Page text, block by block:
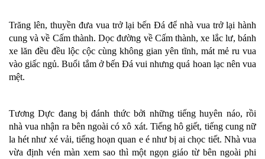
Trăng lên, thuyền đưa vua trở lại bến Đá để nhà vua trở lại hành
cung và về Cấm thành. Dọc đường về Cấm thành, xe lắc lư, bánh
xe lăn đều đều lộc cộc cùng không gian yên tĩnh, mát mẻ ru vua
vào giấc ngủ. Buổi tắm ở bến Đá vui nhưng quá hoan lạc nên vua
mệt.
Tương Dực đang bị đánh thức bởi những tiếng huyên náo, rồi
nhà vua nhận ra bên ngoài có xô xát. Tiếng hô giết, tiếng cung nữ
la hét như xé vải, tiếng hoạn quan e é như bị ai chọc tiết. Nhà vua
vừa định vén màn xem sao thì một ngọn giáo từ bên ngoài phi